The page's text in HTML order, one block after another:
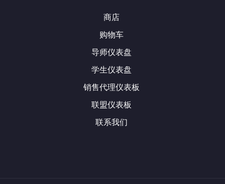
商店
购物车
导师仪表盘
学生仪表盘
销售代理仪表板
联盟仪表板
联系我们